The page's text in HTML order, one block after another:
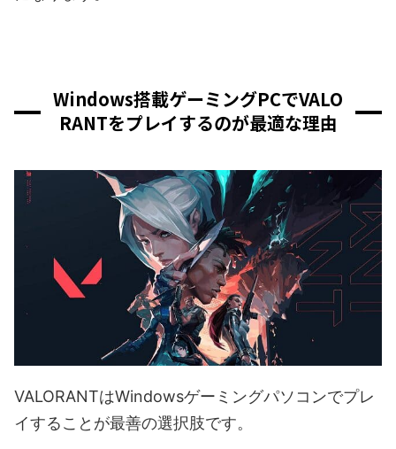
Windows搭載ゲーミングPCでVALO
RANTをプレイするのが最適な理由
VALORANTはWindowsゲーミングパソコンでプレ
イすることが最善の選択肢です。